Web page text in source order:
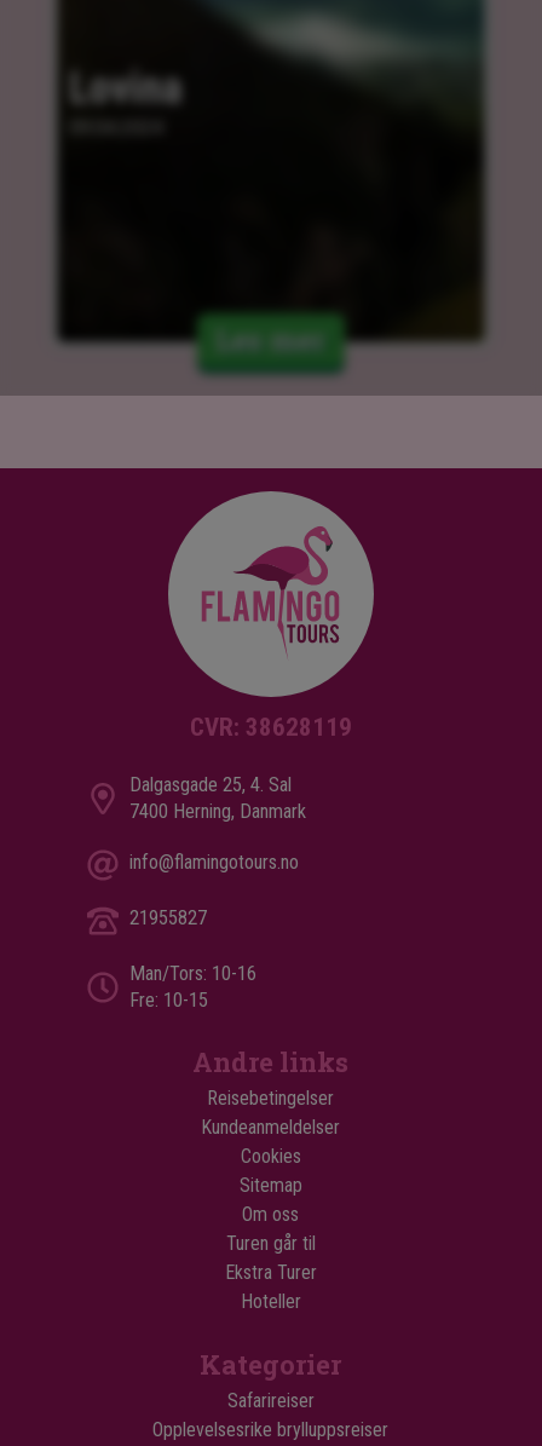
Lovina
Les mer
CVR: 38628119
Dalgasgade 25, 4. Sal
7400 Herning, Danmark
info@flamingotours.no
21955827
Man/Tors: 10-16
Fre: 10-15
Andre links
Reisebetingelser
Kundeanmeldelser
Cookies
Sitemap
Om oss
Turen går til
Ekstra Turer
Hoteller
Kategorier
Safarireiser
Opplevelsesrike brylluppsreiser